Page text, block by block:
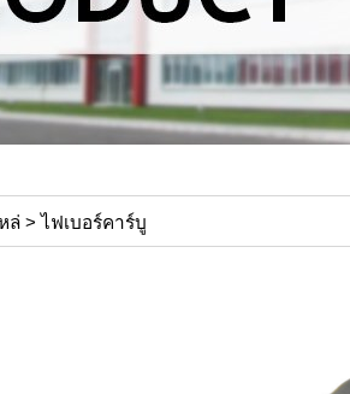
ล่ > ไฟเบอร์คาร์บู